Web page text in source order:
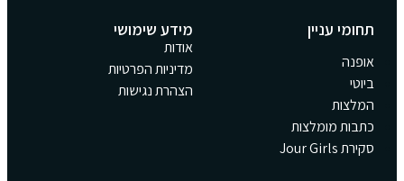
תחומי עניין
אופנה
ביוטי
המלצות
כתבות מומלצות
סקירת Jour Girls
מידע שימושי
אודות
מדיניות הפרטיות
הצהרת נגישות